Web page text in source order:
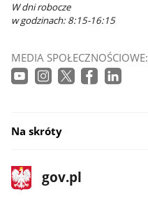
W dni robocze
w godzinach: 8:15-16:15
MEDIA SPOŁECZNOŚCIOWE:
Na skróty
stopka
gov.pl
Strona
gov.pl